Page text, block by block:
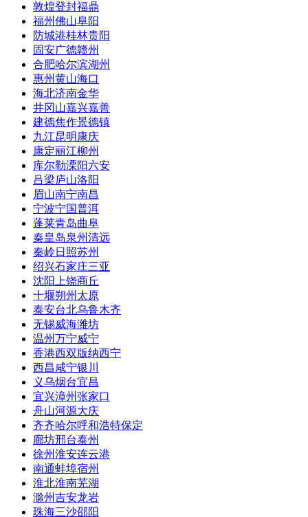
敦煌登封福鼎
福州佛山阜阳
防城港桂林贵阳
固安广德赣州
合肥哈尔滨湖州
惠州黄山海口
海北济南金华
井冈山嘉兴嘉善
建德焦作景德镇
九江昆明 康庆
康定丽江柳州
库尔勒溧阳六安
吕梁庐山洛阳
眉山南宁南昌
宁波宁国普洱
蓬莱青岛曲阜
秦皇岛泉州清远
秦岭日照苏州
绍兴石家庄三亚
沈阳 上饶商丘
十堰朔州 太原
泰安台北乌鲁木齐
无锡威海潍坊
温州万宁威宁
香港西双版纳西宁
西昌 咸宁银川
义乌烟台宜昌
宜兴漳州张家口
舟山河源大庆
齐齐哈尔呼和浩特保定
廊坊邢台泰州
徐州淮安连云港
南通蚌埠宿州
淮北淮南芜湖
滁州吉安龙岩
珠海三沙邵阳